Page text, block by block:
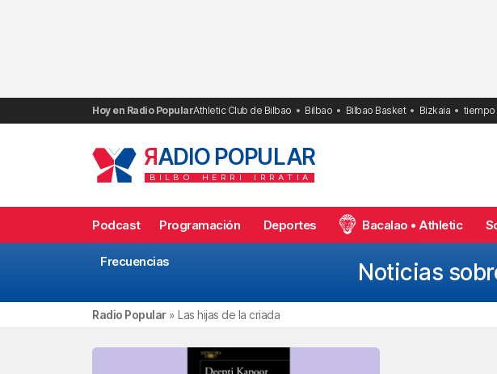
Hoy en Radio PopularAthletic Club de Bilbao Bilbao Bilbao Basket Bizkaia tiempo
RADIO POPULAR
BILBO HERRI IRRATIA
Podcast Programación Deportes Bacalao • Athletic
Frecuencias Noticias
Radio Popular» Las hijas de la criada